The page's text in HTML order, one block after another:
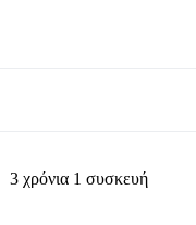
3 χρόνια 1 συσκευή